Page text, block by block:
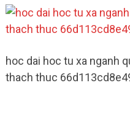
hoc dai hoc tu xa nganh
thach thuc